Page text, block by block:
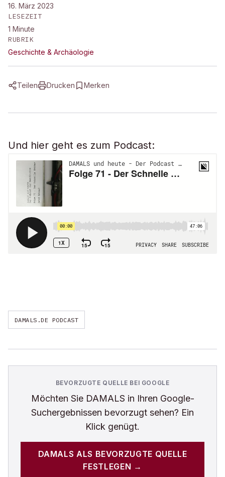
16. März 2023
LESEZEIT
1 Minute
RUBRIK
Geschichte & Archäologie
Teilen Drucken Merken
Und hier geht es zum Podcast:
DAMALS.DE PODCAST
BEVORZUGTE QUELLE BEI GOOGLE
Möchten Sie DAMALS in Ihren Google-
Suchergebnissen bevorzugt sehen? Ein
Klick genügt.
DAMALS ALS BEVORZUGTE QUELLE
FESTLEGEN →